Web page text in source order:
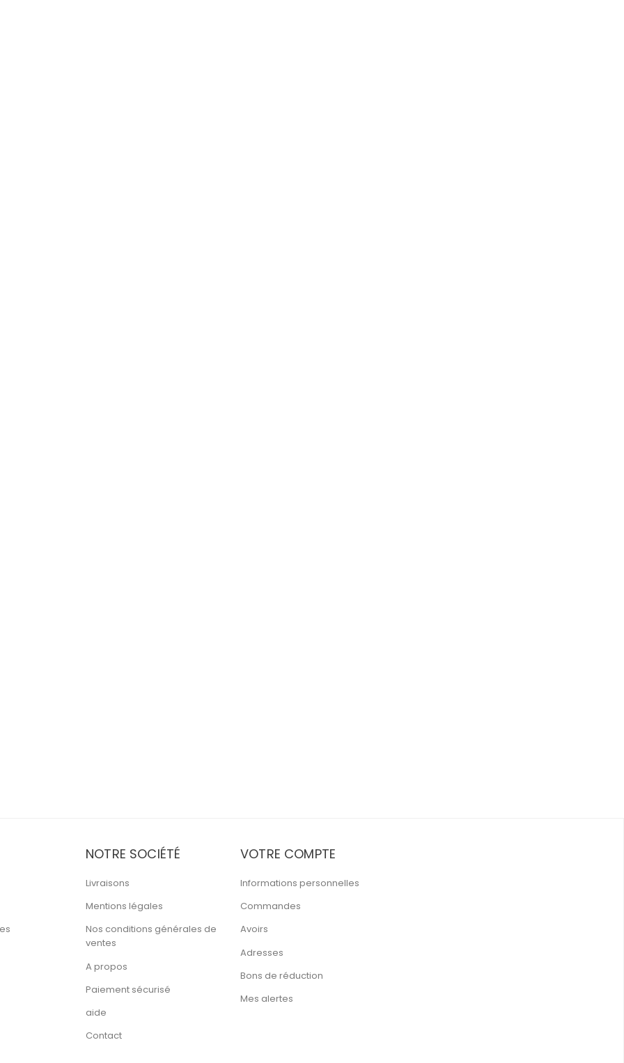
NOTRE SOCIÉTÉ
Livraisons
Mentions légales
Nos conditions générales de
ventes
A propos
Paiement sécurisé
aide
Contact
VOTRE COMPTE
Informations personnelles
Commandes
Avoirs
Adresses
Bons de réduction
Mes alertes